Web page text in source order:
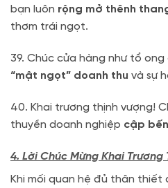
bạn luôn rộng mở thênh
thơm trái ngọt.
39. Chúc cửa hàng như tổ ong
“mật ngọt” doanh thu và sự
40. Khai trương thịnh vượng!
thuyền doanh nghiệp cập
4. Lời Chúc Mừng Khai
Khi mối quan hệ đủ thân thiết